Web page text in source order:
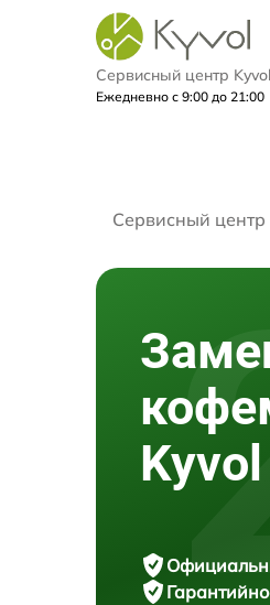
Сервисный центр Kyvol
Ежедневно с 9:00 до 21:00
Сервисный центр